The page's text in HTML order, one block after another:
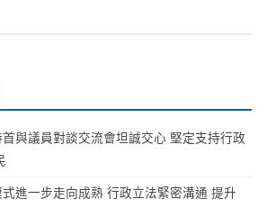
與議員對談交流會坦誠交心 堅定支持行政
進一步走向成熟 行政立法緊密溝通 提升